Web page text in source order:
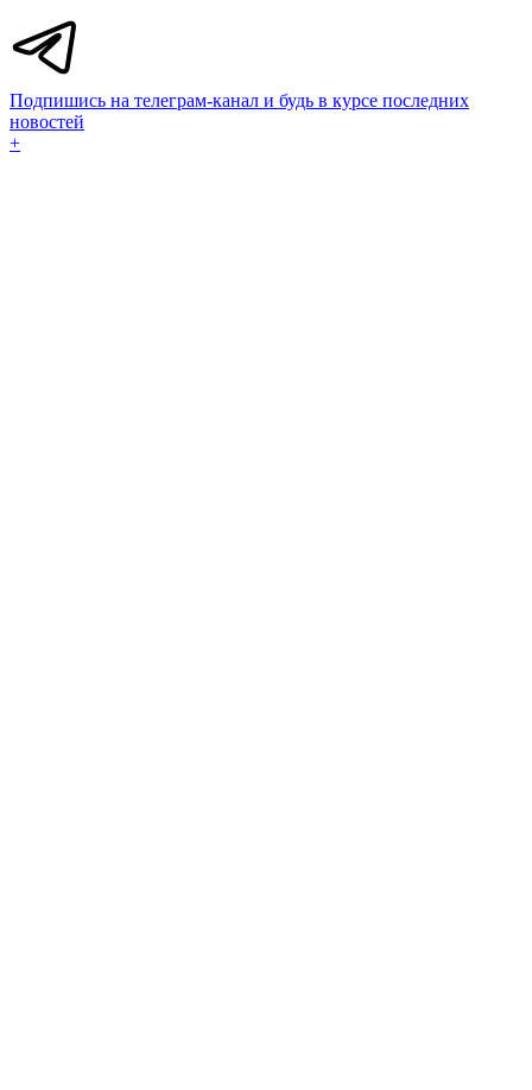
Подпишись на телеграм-канал и будь в курсе последних
новостей
+